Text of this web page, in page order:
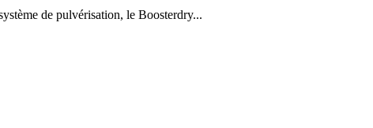
de pulvérisation, le Boosterdry...